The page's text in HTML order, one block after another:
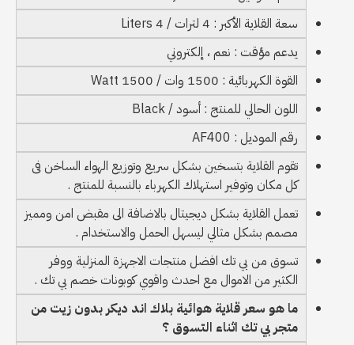
سعة القلاية الأكبر : 4 لترات / 4 Liters
يدعم مؤقت : نعم ، إلكتروني
القوة الكهربائية : 1500 وات / 1500 Watt
اللون الحالي للمنتج : أسود / Black
رقم الموديل : AF400
تقوم القلاية بتسخين بشكل سريع وتوزيع الهواء الساخن فى
كل مكان وتوفير استهلاك الكهرباء بالنسبة للمنتج .
تعمل القلاية بشكل ديجيتال بالاضافة الى مقبض امن ومميز
مصمم بشكل مثالي ليسهل الحمل والاستخدام .
تسوق من بي تك افضل منتجات الاجهزة المنزلية ووفر
الكثير من الاموال مع احدث واقوي كوبونات خصم بي تك .
ما هو سعر قلاية هوائية بلاك اند ديكر بدون زيت من
متجر بي تك اثناء التسوق ؟